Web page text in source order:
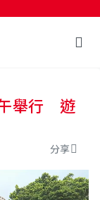
午舉行 遊
分享